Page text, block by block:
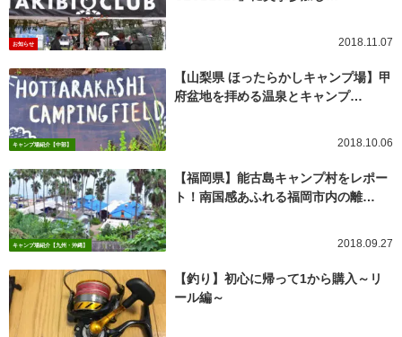
お知らせ 2018.11.07
キャンプ場紹介【中部】
【山梨県 ほったらかしキャンプ場】甲
府盆地を拝める温泉とキャンプ…
2018.10.06
キャンプ場紹介【九州・沖縄】
【福岡県】能古島キャンプ村をレポー
ト！南国感あふれる福岡市内の離…
2018.09.27
【釣り】初心に帰って1から購入～リ
ール編～